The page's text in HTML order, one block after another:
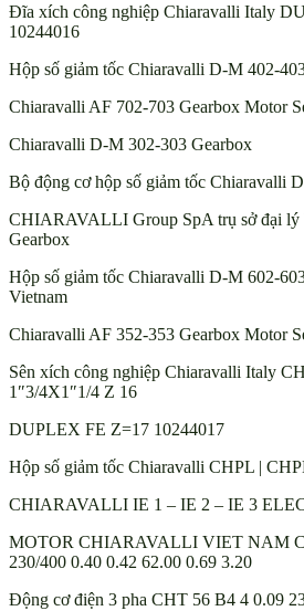
Đĩa xích công nghiệp Chiaravalli Italy
10244016
Hộp số giảm tốc Chiaravalli D-M 402-
Chiaravalli AF 702-703 Gearbox Motor
Chiaravalli D-M 302-303 Gearbox
Bộ động cơ hộp số giảm tốc Chiaravalli
CHIARAVALLI Group SpA trụ sở đại lý
Gearbox
Hộp số giảm tốc Chiaravalli D-M 602-
Vietnam
Chiaravalli AF 352-353 Gearbox Motor
Sên xích công nghiệp Chiaravalli Italy
1″3/4X1″1/4 Z 16
DUPLEX FE Z=17 10244017
Hộp số giảm tốc Chiaravalli CHPL |
CHIARAVALLI IE 1 – IE 2 – IE 3
MOTOR CHIARAVALLI VIET NAM
230/400 0.40 0.42 62.00 0.69 3.20
Động cơ điện 3 pha CHT 56 B4 4 0.09